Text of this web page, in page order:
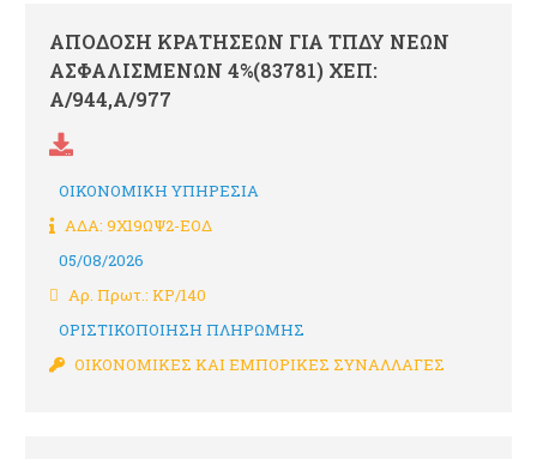
ΑΠΟΔΟΣΗ ΚΡΑΤΗΣΕΩΝ ΓΙΑ ΤΠΔΥ ΝΕΩΝ
ΑΣΦΑΛΙΣΜΕΝΩΝ 4%(83781) ΧΕΠ:
Α/944,Α/977
ΟΙΚΟΝΟΜΙΚΗ ΥΠΗΡΕΣΙΑ
ΑΔΑ: 9Χ19ΩΨ2-ΕΟΔ
05/08/2026
Αρ. Πρωτ.: ΚΡ/140
ΟΡΙΣΤΙΚΟΠΟΙΗΣΗ ΠΛΗΡΩΜΗΣ
ΟΙΚΟΝΟΜΙΚΕΣ ΚΑΙ ΕΜΠΟΡΙΚΕΣ ΣΥΝΑΛΛΑΓΕΣ